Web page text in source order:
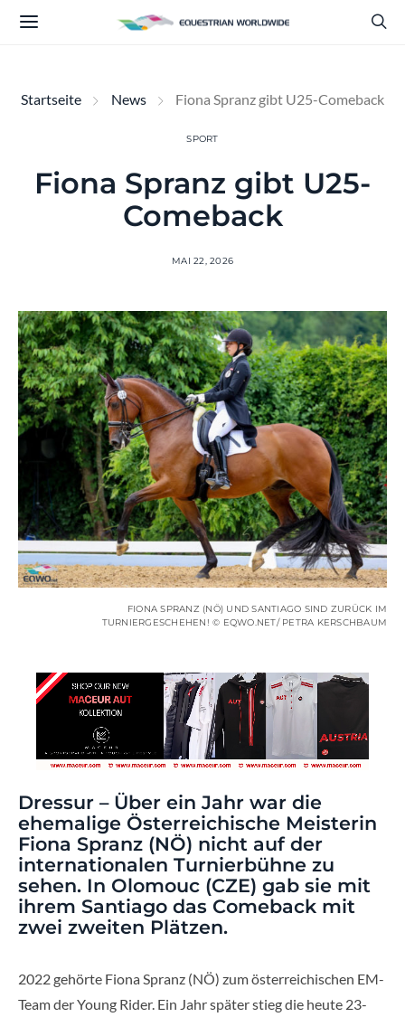
Startseite News Fiona Spranz gibt U25-Comeback
SPORT
Fiona Spranz gibt U25-
Comeback
MAI 22, 2026
FIONA SPRANZ (NÖ) UND SANTIAGO SIND ZURÜCK IM
TURNIERGESCHEHEN! © EQWO.NET/ PETRA KERSCHBAUM
Dressur – Über ein Jahr war die
ehemalige Österreichische Meisterin
Fiona Spranz (NÖ) nicht auf der
internationalen Turnierbühne zu
sehen. In Olomouc (CZE) gab sie mit
ihrem Santiago das Comeback mit
zwei zweiten Plätzen.
2022 gehörte Fiona Spranz (NÖ) zum österreichischen EM-
Team der Young Rider. Ein Jahr später stieg die heute 23-